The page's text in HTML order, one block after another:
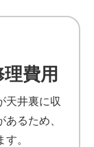
費用
天井裏に収
るため、
。